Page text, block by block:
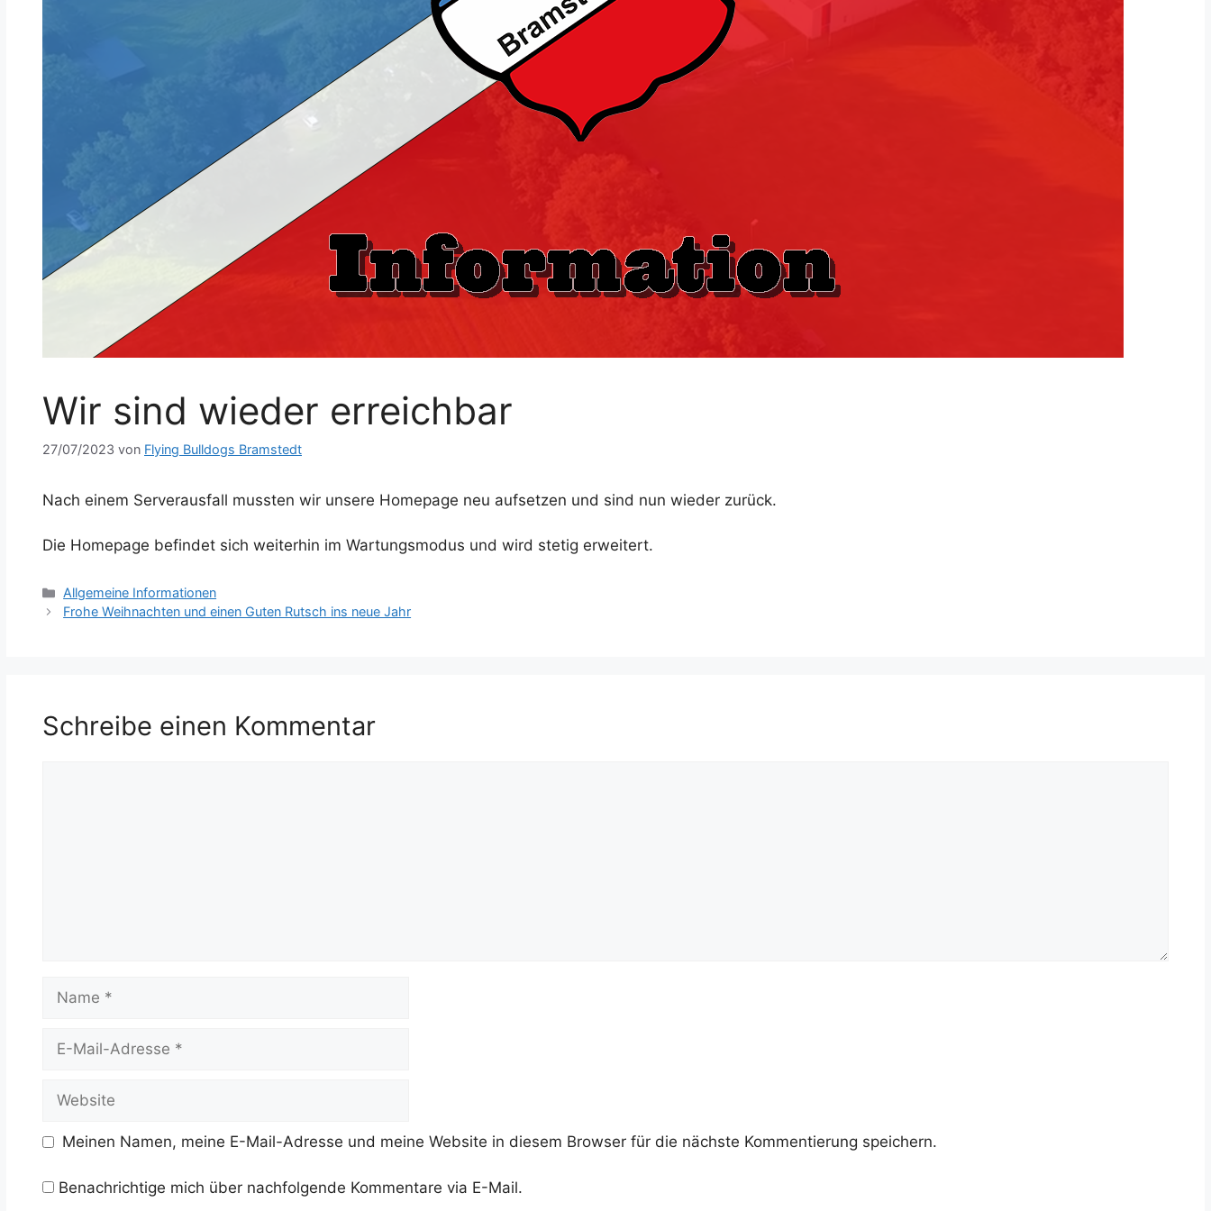
Wir sind wieder erreichbar
27/07/2023 von Flying Bulldogs Bramstedt
Nach einem Serverausfall mussten wir unsere Homepage neu aufsetzen und sind nun wieder zurück.
Die Homepage befindet sich weiterhin im Wartungsmodus und wird stetig erweitert.
Kategorien
Allgemeine Informationen
Frohe Weihnachten und einen Guten Rutsch ins neue Jahr
Schreibe einen Kommentar
Name
Website
Meinen Namen, meine E-Mail-Adresse und meine Website in diesem Browser für die nächste Kommentierung speichern.
Benachrichtige mich über nachfolgende Kommentare via E-Mail.